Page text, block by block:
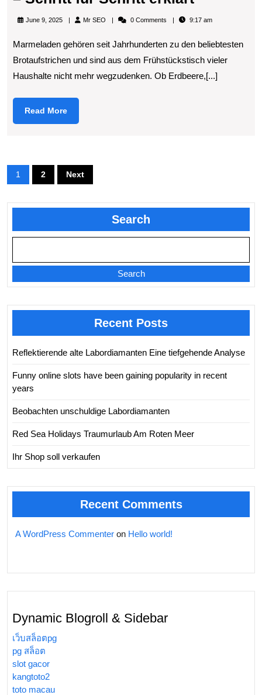
wird
–
Schritt
June 9, 2025 Mr SEO Mr
0 Comments 9:17 am
Marmeladen gehören seit Jahrhunderten zu den beliebtesten
Brotaufstrichen und sind aus dem Frühstückstisch vieler
Haushalte nicht mehr wegzudenken. Ob Erdbeere,[...]
Read MoreRead
More
Posts
pagination
1 2 Next
Search
Search
Recent Posts
Reflektierende alte Labordiamanten Eine tiefgehende Analyse
Funny online slots have been gaining popularity in recent
years
Beobachten unschuldige Labordiamanten
Red Sea Holidays Traumurlaub Am Roten Meer
Ihr Shop soll verkaufen
Recent Comments
A WordPress Commenter on Hello world!
Dynamic Blogroll & Sidebar
เว็บสล็อตpg
pg สล็อต
slot gacor
kangtoto2
toto macau